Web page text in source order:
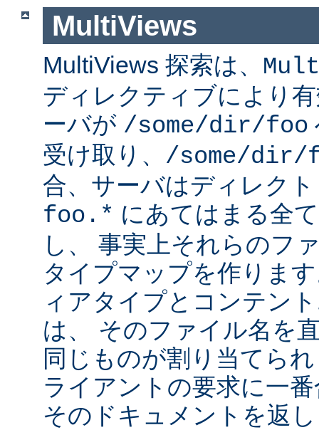
MultiViews
MultiViews 探索は、
ディレクティブにより
ーバが /some/dir/foo
受け取り、 /some/dir/
合、サーバはディレク
foo.* にあてはまる全
し、 事実上それらのフ
タイプマップを作りま
ィアタイプとコンテン
は、 そのファイル名を
同じものが割り当てら
ライアントの要求に一
そのドキュメントを返